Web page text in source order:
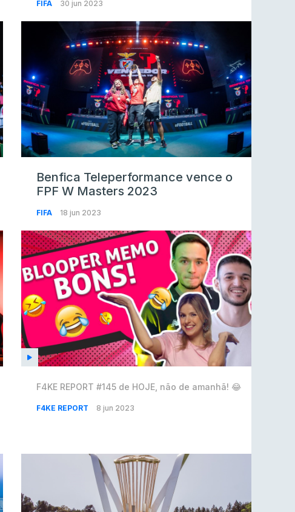
FIFA 30 jun 2023
Benfica Teleperformance vence o
FPF W Masters 2023
FIFA 18 jun 2023
F4KE REPORT #145 de HOJE, não de amanhã! 😂
F4KE REPORT 8 jun 2023